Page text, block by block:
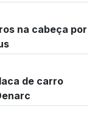
na cabeça por
de carro